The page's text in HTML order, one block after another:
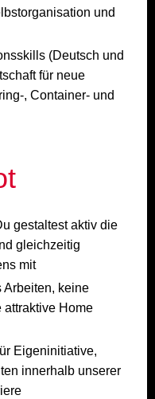
und
(Deutsch und
für neue
, Container- und
gestaltest aktiv die
gleichzeitig
mit
Arbeiten, keine
attraktive Home
Eigeninitiative,
innerhalb unserer